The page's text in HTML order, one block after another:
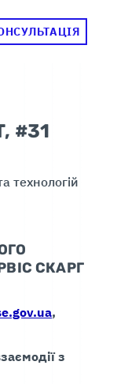
#31
технологій
СКАРГ
,
з